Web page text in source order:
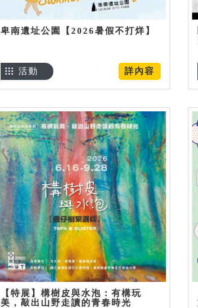
卑南遺址公園【2026暑假不打烊】
詳內容
活動
【特展】構樹皮與水泡：有構玩
美，敲出山野走讀的青春時光